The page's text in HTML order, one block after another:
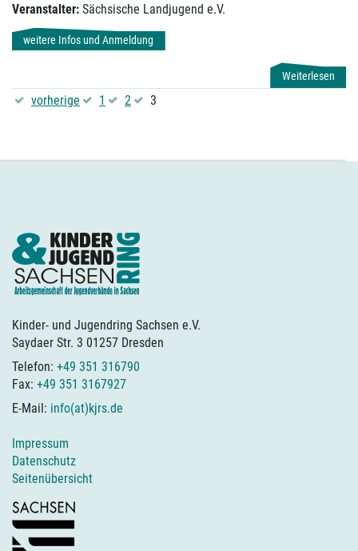
Veranstalter: Sächsische Landjugend e.V.
weitere Infos und Anmeldung
Weiterlesen
vorherige 1 2 3
Kinder- und Jugendring Sachsen e.V.
Saydaer Str. 3 01257 Dresden
Telefon: +49 351 316790
Fax: +49 351 3167927
E-Mail: info(at)kjrs.de
Impressum
Datenschutz
Seitenübersicht